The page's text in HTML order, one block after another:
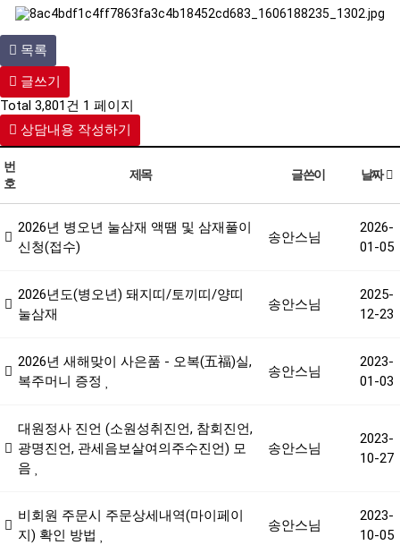
목록
글쓰기
Total 3,801건 1 페이지
상담내용 작성하기
번
호
제목 글쓴이 날짜
2026년 병오년 눌삼재 액땜 및 삼재풀이
신청(접수)
송안스님
2026-
01-05
2026년도(병오년) 돼지띠/토끼띠/양띠
눌삼재
송안스님
2025-
12-23
2026년 새해맞이 사은품 - 오복(五福)실,
복주머니 증정
송안스님
2023-
01-03
대원정사 진언 (소원성취진언, 참회진언,
광명진언, 관세음보살여의주수진언) 모
음
송안스님
2023-
10-27
비회원 주문시 주문상세내역(마이페이
지) 확인 방법
송안스님
2023-
10-05